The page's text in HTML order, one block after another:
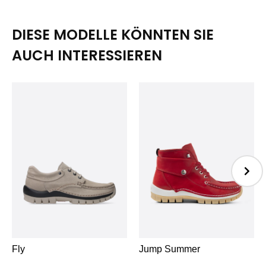
DIESE MODELLE KÖNNTEN SIE
AUCH INTERESSIEREN
Fly
Jump Summer